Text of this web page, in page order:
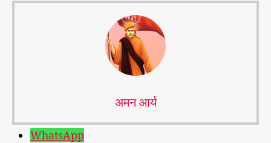
अमन आर्य
WhatsApp